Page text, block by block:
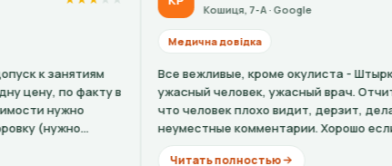
Кошиця, 7-А · Google
Все вежливые, кроме окулиста - Штыркало О. -
ужасный человек, ужасный врач. Отчитывает за то
что человек плохо видит, дерзит, делает
неуместные комментарии. Хорошо если бы...